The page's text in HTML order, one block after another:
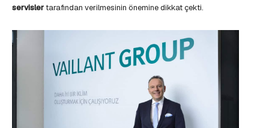
servislertarafından verilmesinin önemine dikkat çekti.